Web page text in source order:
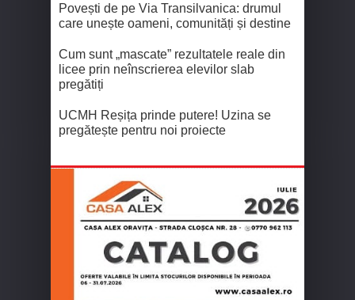
Povești de pe Via Transilvanica: drumul
care unește oameni, comunități și destine
Cum sunt „mascate” rezultatele reale din
licee prin neînscrierea elevilor slab
pregătiți
UCMH Reșița prinde putere! Uzina se
pregătește pentru noi proiecte